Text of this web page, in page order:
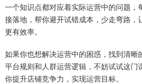
一个知识点都对应着实际运营中的问题，
接落地，帮你避开试错成本，少走弯路，
更有效率。
如果你也想解决运营中的困惑，找到清晰
平台规则和人群运营逻辑，不妨试试这门
你提升店铺竞争力，实现运营目标。